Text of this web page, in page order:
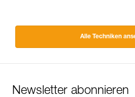
Alle Techniken
Newsletter abonnieren